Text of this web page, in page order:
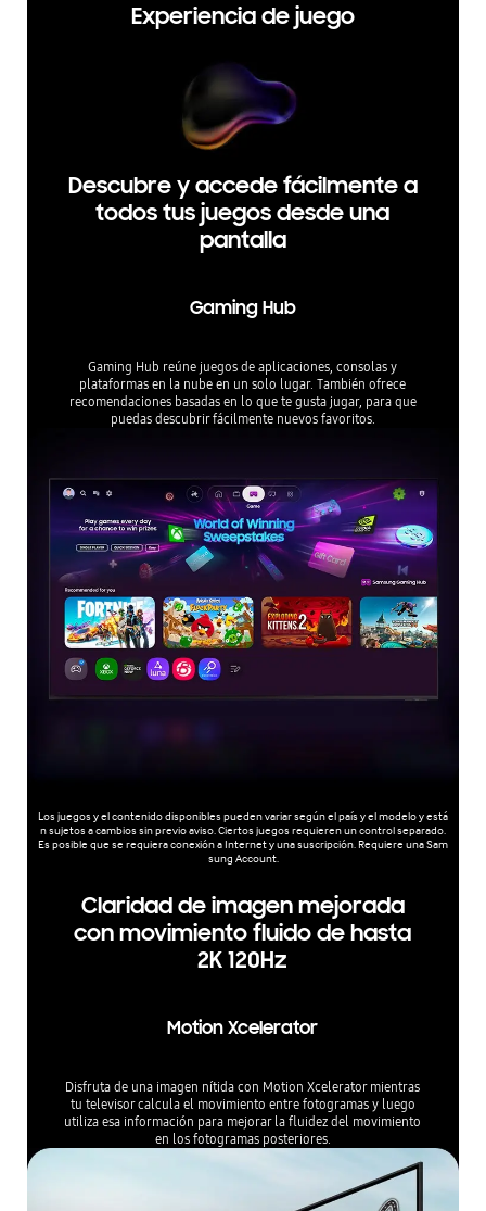
Experiencia de juego
Descubre y accede fácilmente a
todos tus juegos desde una
pantalla
Gaming Hub
Gaming Hub reúne juegos de aplicaciones, consolas y
plataformas en la nube en un solo lugar. También ofrece
recomendaciones basadas en lo que te gusta jugar, para que
puedas descubrir fácilmente nuevos favoritos.
Los juegos y el contenido disponibles pueden variar según el país y el modelo y está
n sujetos a cambios sin previo aviso. Ciertos juegos requieren un control separado.
Es posible que se requiera conexión a Internet y una suscripción. Requiere una Sam
sung Account.
Claridad de imagen mejorada
con movimiento fluido de hasta
2K 120Hz
Motion Xcelerator
Disfruta de una imagen nítida con Motion Xcelerator mientras
tu televisor calcula el movimiento entre fotogramas y luego
utiliza esa información para mejorar la fluidez del movimiento
en los fotogramas posteriores.